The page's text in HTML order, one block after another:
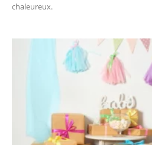
chaleureux.